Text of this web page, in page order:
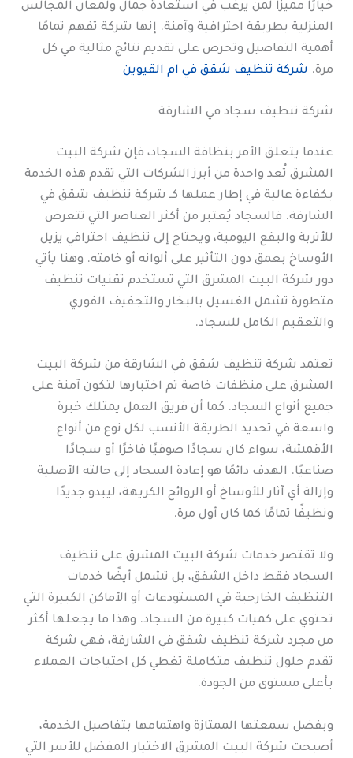
خيارًا مميزًا لمن يرغب في استعادة جمال ولمعان المجالس
المنزلية بطريقة احترافية وآمنة. إنها شركة تفهم تمامًا
أهمية التفاصيل وتحرص على تقديم نتائج مثالية في كل
مرة. شركة تنظيف شقق في ام القيوين
شركة تنظيف سجاد في الشارقة
عندما يتعلق الأمر بنظافة السجاد، فإن شركة البيت
المشرق تُعد واحدة من أبرز الشركات التي تقدم هذه الخدمة
بكفاءة عالية في إطار عملها كـ شركة تنظيف شقق في
الشارقة. فالسجاد يُعتبر من أكثر العناصر التي تتعرض
للأتربة والبقع اليومية، ويحتاج إلى تنظيف احترافي يزيل
الأوساخ بعمق دون التأثير على ألوانه أو خامته. وهنا يأتي
دور شركة البيت المشرق التي تستخدم تقنيات تنظيف
متطورة تشمل الغسيل بالبخار والتجفيف الفوري
والتعقيم الكامل للسجاد.
تعتمد شركة تنظيف شقق في الشارقة من شركة البيت
المشرق على منظفات خاصة تم اختبارها لتكون آمنة على
جميع أنواع السجاد. كما أن فريق العمل يمتلك خبرة
واسعة في تحديد الطريقة الأنسب لكل نوع من أنواع
الأقمشة، سواء كان سجادًا صوفيًا فاخرًا أو سجادًا
صناعيًا. الهدف دائمًا هو إعادة السجاد إلى حالته الأصلية
وإزالة أي آثار للأوساخ أو الروائح الكريهة، ليبدو جديدًا
ونظيفًا تمامًا كما كان أول مرة.
ولا تقتصر خدمات شركة البيت المشرق على تنظيف
السجاد فقط داخل الشقق، بل تشمل أيضًا خدمات
التنظيف الخارجية في المستودعات أو الأماكن الكبيرة التي
تحتوي على كميات كبيرة من السجاد. وهذا ما يجعلها أكثر
من مجرد شركة تنظيف شقق في الشارقة، فهي شركة
تقدم حلول تنظيف متكاملة تغطي كل احتياجات العملاء
بأعلى مستوى من الجودة.
وبفضل سمعتها الممتازة واهتمامها بتفاصيل الخدمة،
أصبحت شركة البيت المشرق الاختيار المفضل للأسر التي